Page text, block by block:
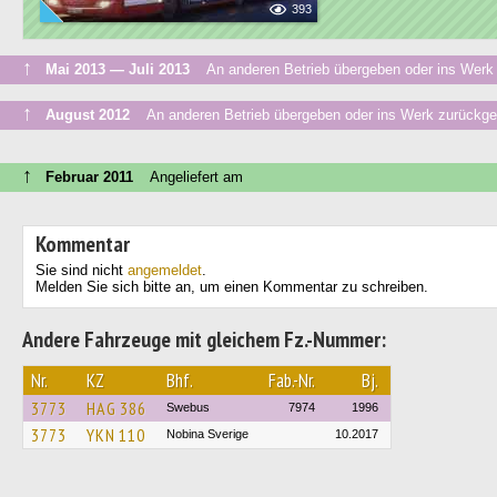
393
↑ Mai 2013 — Juli 2013 An anderen Betrieb übergeben oder ins
↑ August 2012 An anderen Betrieb übergeben oder ins Werk
↑ Februar 2011 Angeliefert am
Kommentar
Sie sind nicht angemeldet.
Melden Sie sich bitte an, um einen Kommentar zu schreiben.
Andere Fahrzeuge mit gleichem Fz.-Nummer:
Nr. KZ Bhf. Fab.-Nr. Bj.
3773 HAG 386 Swebus 7974 1996
3773 YKN 110 Nobina Sverige 10.2017